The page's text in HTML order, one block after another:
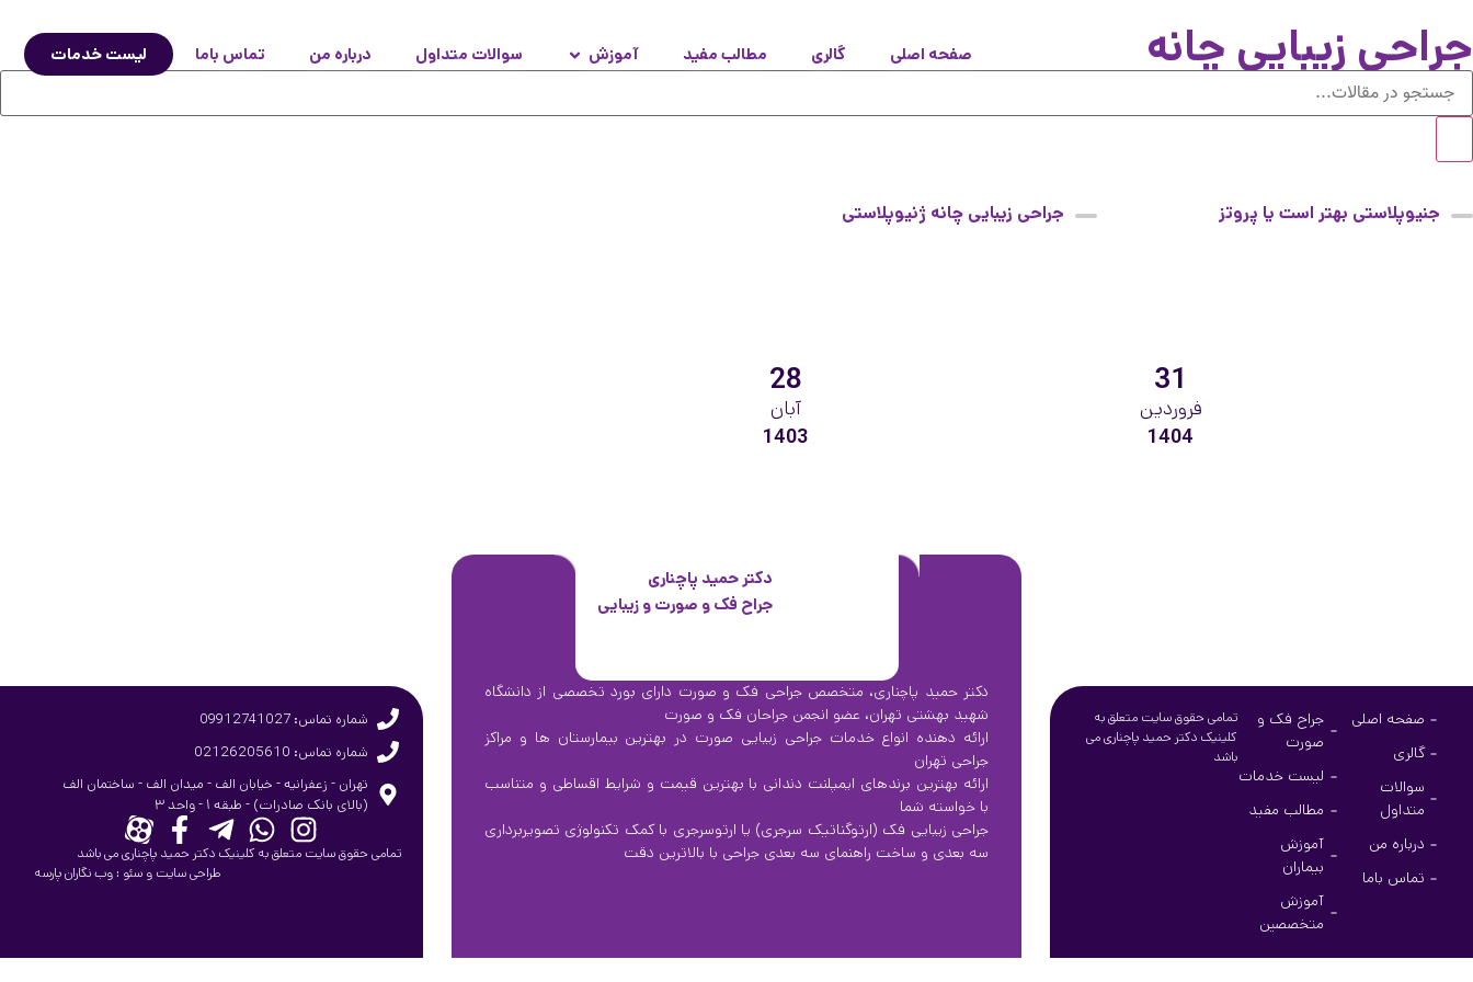
صفحه اصلی گالری مطالب مفید آموزش سوالات متداول درباره من تماس باما لیست خدمات جراحی زیبایی چانه
جنیوپلاستی بهتر است یا پروتز
31
فروردین
1404
جراحی زیبایی چانه ژنیوپلاستی
28
آبان
1403
صفحه اصلی
گالری
سوالات
متداول
درباره من
تماس باما
جراح فک و
صورت
لیست خدمات
مطالب مفید
آموزش
بیماران
آموزش
متخصصین
تمامی حقوق سایت متعلق به
کلینیک دکتر حمید پاچناری می
باشد
دکتر حمید پاچناری
جراح فک و صورت و زیبایی
دکتر حمید پاچناری، متخصص جراحی فک و صورت دارای بورد تخصصی از دانشگاه
شهید بهشتی تهران، عضو انجمن جراحان فک و صورت
ارائه دهنده انواع خدمات جراحی زیبایی صورت در بهترین بیمارستان ها و مراکز
جراحی تهران
ارائه بهترین برندهای ایمپلنت دندانی با بهترین قیمت و شرایط اقساطی و متناسب
با خواسته شما
جراحی زیبایی فک (ارتوگناتیک سرجری) یا ارتوسرجری با کمک تکنولوژی تصویربرداری
سه بعدی و ساخت راهنمای سه بعدی جراحی با بالاترین دقت
شماره تماس: 09912741027
شماره تماس: 02126205610
تهران - زعفرانیه - خیابان الف - میدان الف - ساختمان الف
(بالای بانک صادرات) - طبقه ۱ - واحد ۳
تمامی حقوق سایت متعلق به کلینیک دکتر حمید پاچناری می باشد
طراحی سایت و سئو : وب نگاران پارسه